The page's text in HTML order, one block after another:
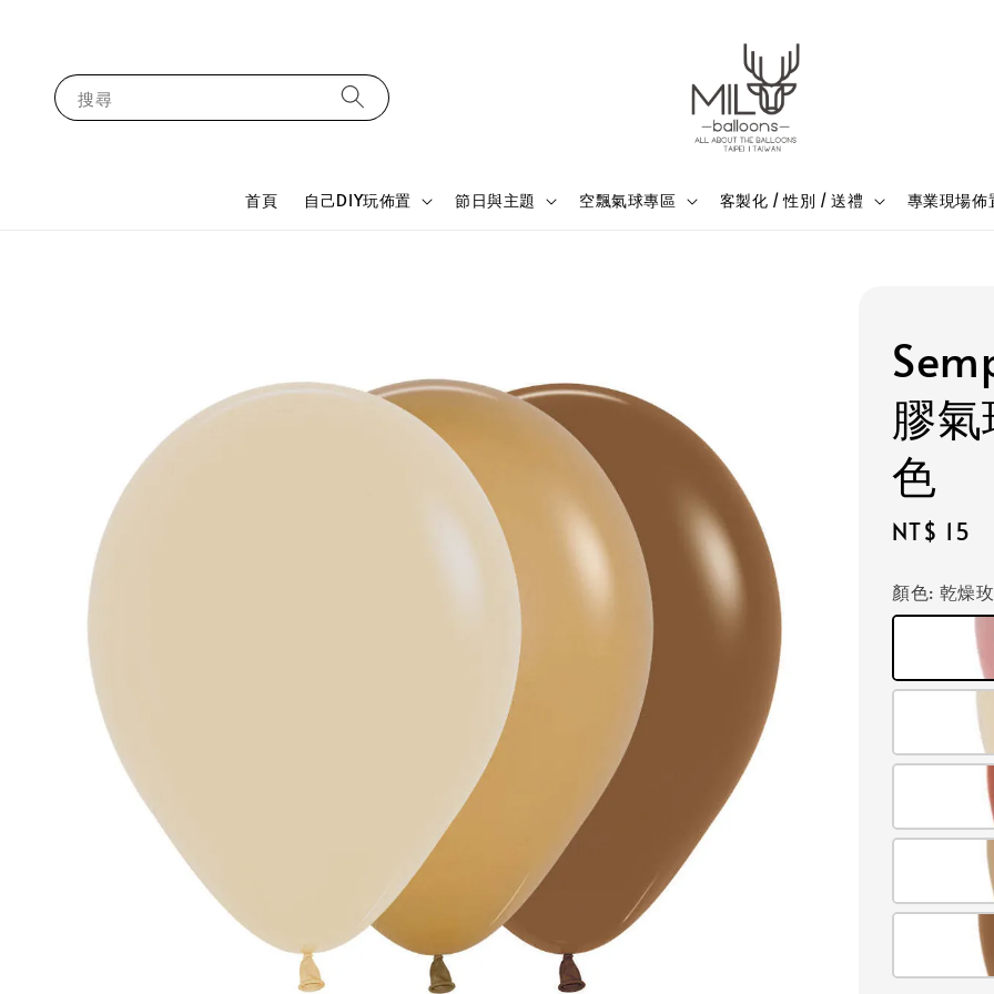
搜尋
首頁 自己DIY玩佈置 節日與主題 空飄氣球專區 客製化 / 性別 / 送禮 專業現場佈
膠
色
Regular
NT$ 15
顏色: 乾燥